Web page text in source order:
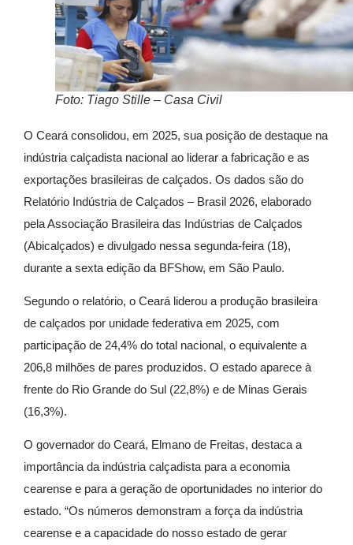
Foto: Tiago Stille – Casa Civil
O Ceará consolidou, em 2025, sua posição de destaque na
indústria calçadista nacional ao liderar a fabricação e as
exportações brasileiras de calçados. Os dados são do
Relatório Indústria de Calçados – Brasil 2026, elaborado
pela Associação Brasileira das Indústrias de Calçados
(Abicalçados) e divulgado nessa segunda-feira (18),
durante a sexta edição da BFShow, em São Paulo.
Segundo o relatório, o Ceará liderou a produção brasileira
de calçados por unidade federativa em 2025, com
participação de 24,4% do total nacional, o equivalente a
206,8 milhões de pares produzidos. O estado aparece à
frente do Rio Grande do Sul (22,8%) e de Minas Gerais
(16,3%).
O governador do Ceará, Elmano de Freitas, destaca a
importância da indústria calçadista para a economia
cearense e para a geração de oportunidades no interior do
estado. “Os números demonstram a força da indústria
cearense e a capacidade do nosso estado de gerar